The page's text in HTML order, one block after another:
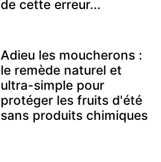
de cette erreur...
Adieu les moucherons :
le remède naturel et
ultra-simple pour
protéger les fruits d'été
sans produits chimiques